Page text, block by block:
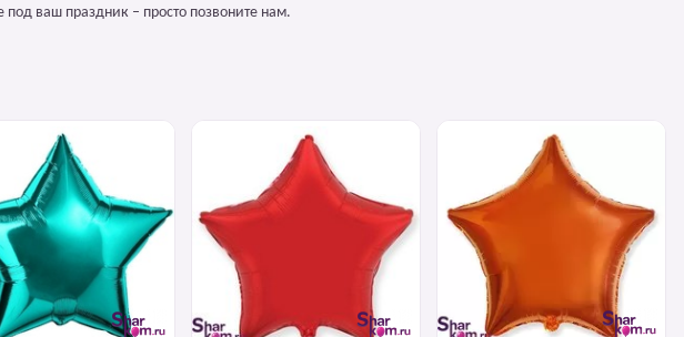
ваш праздник – просто позвоните нам.